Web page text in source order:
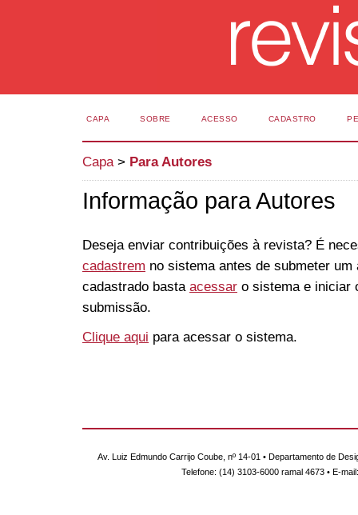
CAPA SOBRE ACESSO CADASTRO
Capa> Para Autores
Informação para Autores
Deseja enviar contribuições à revista? É
cadastrem no sistema antes de submeter
cadastrado basta acessar o sistema e iniciar
submissão.
Clique aqui para acessar o sistema.
Av. Luiz Edmundo Carrijo Coube, nº 14-01 • Departamento de
Telefone: (14) 3103-6000 ramal 4673 • E-